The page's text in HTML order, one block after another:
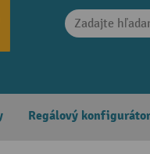
Regálový konfigurátor